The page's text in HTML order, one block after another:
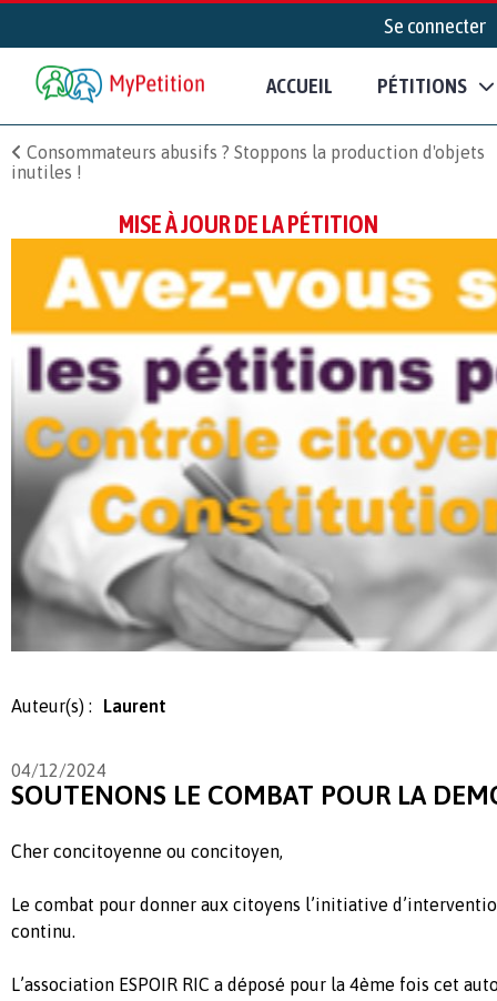
Se connecter
ACCUEIL PÉTITIONS
Consommateurs abusifs ? Stoppons la production d'objets
inutiles !
MISE À JOUR DE LA PÉTITION
Auteur(s) : Laurent
04/12/2024
SOUTENONS LE COMBAT POUR LA
Cher concitoyenne ou concitoyen,
Le combat pour donner aux citoyens l’initiative
continu.
L’association ESPOIR RIC a déposé pour la 4ème fois cet